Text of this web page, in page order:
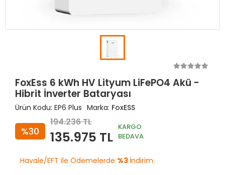
FoxEss 6 kWh HV Lityum LiFePO4 Akü -
Hibrit İnverter Bataryası
Ürün Kodu: EP6 Plus Marka: FoxESS
%30
194.236 TL
135.975 TL
KARGO
BEDAVA
Havale/EFT ile Ödemelerde %3 İndirim